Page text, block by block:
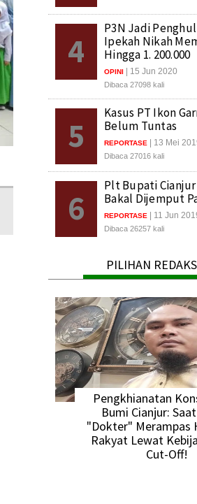
4
P3N Jadi
Ipekah Nikah
Hingga 1. 200.000
OPINI | 15 Jun 2020
Dibaca 27098 kali
5
Kasus PT Ikon
Belum Tuntas
REPORTASE | 13 Mei
Dibaca 27016 kali
6
Plt Bupati
Bakal Dijemput
REPORTASE | 11 Jun
Dibaca 26257 kali
PILIHAN
Pengkhianatan
Bumi Cianjur:
"Dokter" Merampas
Rakyat Lewat
Cut-Off!